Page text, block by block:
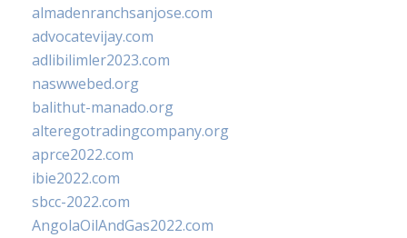
almadenranchsanjose.com
advocatevijay.com
adlibilimler2023.com
naswwebed.org
balithut-manado.org
alteregotradingcompany.org
aprce2022.com
ibie2022.com
sbcc-2022.com
AngolaOilAndGas2022.com